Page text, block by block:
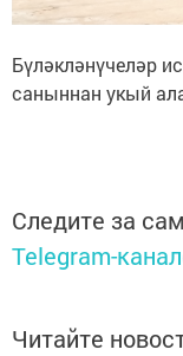
Бүләкләнүчеләр
саныннан укый
Следите за
Telegram-
Читайте